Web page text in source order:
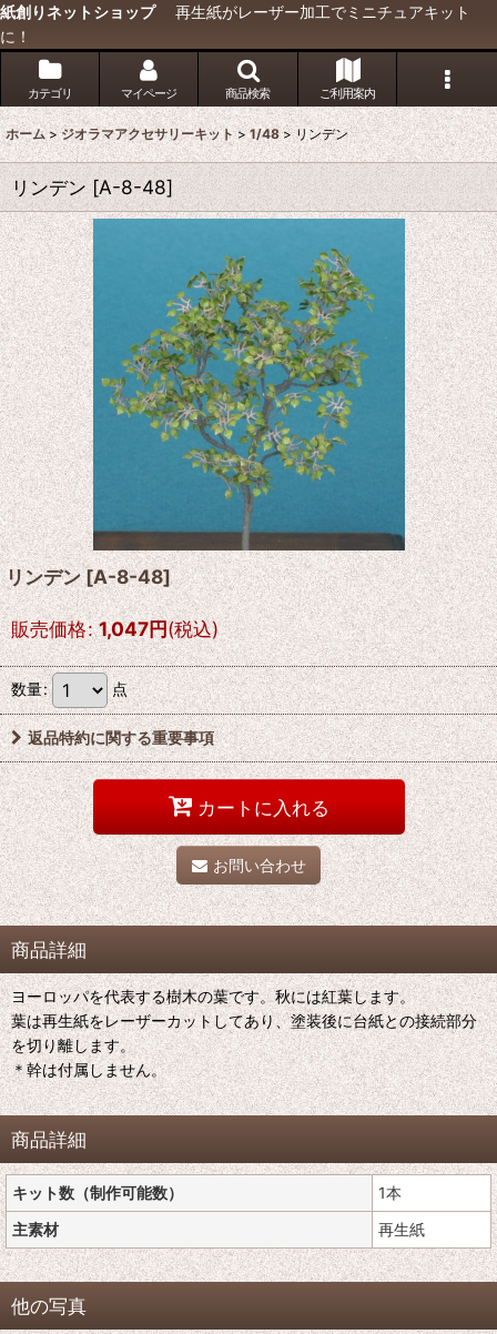
紙創りネットショップ再生紙がレーザー加工でミニチュアキット
に！
カテゴリ マイページ 商品検索 ご利用案内
ホーム > ジオラマアクセサリーキット > 1/48 > リンデン
リンデン [A-8-48]
リンデン [A-8-48]
販売価格: 1,047円(税込)
数量: 点
返品特約に関する重要事項
カートに入れる
お問い合わせ
商品詳細
ヨーロッパを代表する樹木の葉です。秋には紅葉します。
葉は再生紙をレーザーカットしてあり、塗装後に台紙との接続部分
を切り離します。
＊幹は付属しません。
商品詳細
キット数（制作可能数）
1本
主素材
再生紙
他の写真